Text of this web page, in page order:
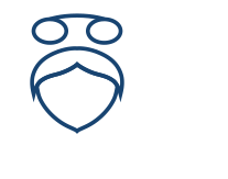
content